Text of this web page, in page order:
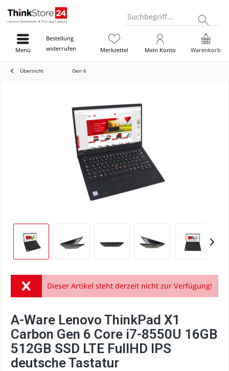
Suchbegriff...
Bestellung
widerrufen
Warenkorb
Merkzettel Mein Konto
Menü
Übersicht Gen 6
Dieser Artikel steht derzeit nicht zur Verfügung!
A-Ware Lenovo ThinkPad X1
Carbon Gen 6 Core i7-8550U 16GB
512GB SSD LTE FullHD IPS
deutsche Tastatur